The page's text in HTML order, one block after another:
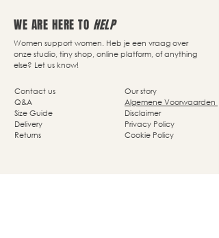
WE ARE HERE TO HELP
Women support women. Heb je een vraag over
onze studio, tiny shop, online platform, of anything
else? Let us know!
Our story
Algemene Voorwaarden
Disclaimer
Privacy Policy
Cookie Policy
Contact us
Q&A
Size Guide
Delivery
Returns